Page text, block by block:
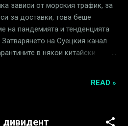
+ 0.04567 + (1200 / 218878) =
зависи от морския трафик, за
за доставки, това беше
на пандемията и тенденцията
на Суецкия канал
в някои китайски
по-голям брой периодични
товарите възможно най-ниски,
READ »
дивидент